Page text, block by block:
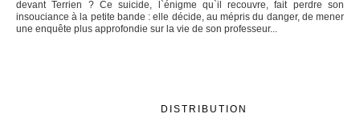
devant Terrien ? Ce suicide, l`énigme qu`il recouvre, fait perdre son
insouciance à la petite bande : elle décide, au mépris du danger, de mener
une enquête plus approfondie sur la vie de son professeur...
DISTRIBUTION